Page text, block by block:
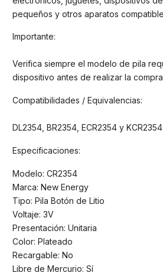
pequeños y otros aparatos
Importante:
Verifica siempre el modelo de pila
dispositivo antes de realizar la
Compatibilidades / Equivalencias:
DL2354, BR2354, ECR2354 y KCR2354
Especificaciones:
Modelo: CR2354
Marca: New Energy
Tipo: Pila Botón de Litio
Voltaje: 3V
Presentación: Unitaria
Color: Plateado
Recargable: No
Libre de Mercurio: Sí